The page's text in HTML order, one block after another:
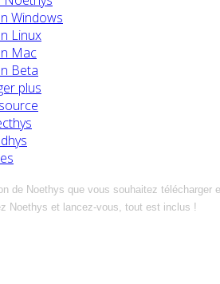
Windows
Linux
Mac
Beta
plus
de Noethys que vous souhaitez télécharger
Noethys et lancez-vous, tout est inclus !